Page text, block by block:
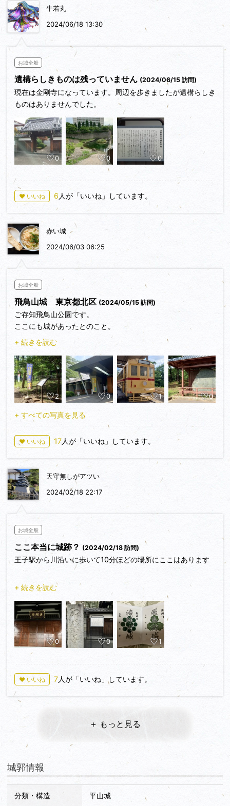
牛若丸
2024/06/18 13:30
お城全般
遺構らしきものは残っていません (2024/06/15 訪問)
現在は金剛寺になっています。周辺を歩きましたが遺構らしき
ものはありませんでした。
0 0 0
♥ いいね 6 人が「いいね」しています。
赤い城
2024/06/03 06:25
お城全般
飛鳥山城 東京都北区 (2024/05/15 訪問)
ご存知飛鳥山公園です。
ここにも城があったとのこと。
もちろん遺構はありません。
す。
徳川吉宗が享保の改革で整備したことや渋沢栄一の別荘があっ
たことで知られています。
新一万円札の発行がもうすぐでもあり、渋沢推しな感じでし
た。
せんね。
もっとゆっくり散歩したかったのですがこの日は奇跡的に当選
したライブがあったので駆け足での訪問となりました。
+ 続きを読む
2 0 1 0
+ すべての写真を見る
♥ いいね 17人が「いいね」しています。
天守無しがアツい
2024/02/18 22:17
お城全般
ここ本当に城跡？ (2024/02/18 訪問)
王子駅から川沿いに歩いて10分ほどの場所にここはあります
ただ…今はもはやただのお寺（金剛寺）
城の痕跡はいくら境内を探しても…全くありませんでした😭
弘法大師に関するノボリはあったのですが
+ 続きを読む
0 0 1
♥ いいね 7人が「いいね」しています。
＋ もっと見る
城郭情報
分類・構造 平山城